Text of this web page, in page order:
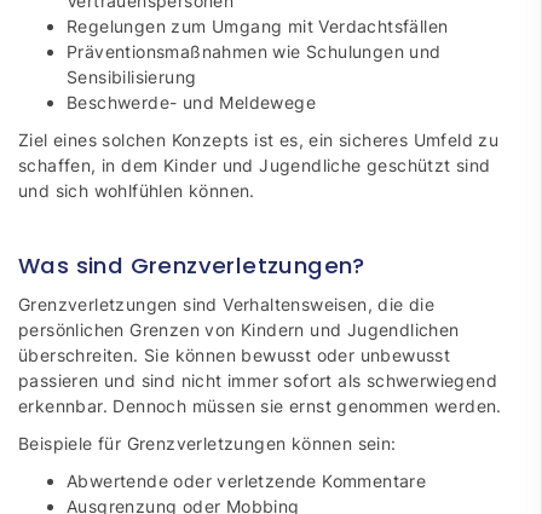
Regelungen zum Umgang mit Verdachtsfällen
Präventionsmaßnahmen wie Schulungen und
Sensibilisierung
Beschwerde- und Meldewege
Ziel eines solchen Konzepts ist es, ein sicheres Umfeld zu
schaffen, in dem Kinder und Jugendliche geschützt sind
und sich wohlfühlen können.
Was sind Grenzverletzungen?
Grenzverletzungen sind Verhaltensweisen, die die
persönlichen Grenzen von Kindern und Jugendlichen
überschreiten. Sie können bewusst oder unbewusst
passieren und sind nicht immer sofort als schwerwiegend
erkennbar. Dennoch müssen sie ernst genommen werden.
Beispiele für Grenzverletzungen können sein:
Abwertende oder verletzende Kommentare
Ausgrenzung oder Mobbing